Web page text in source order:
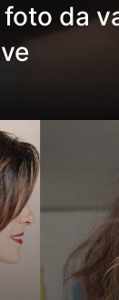
da